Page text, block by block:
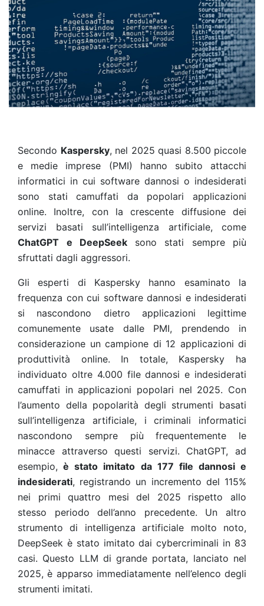
Secondo Kaspersky, nel 2025 quasi 8.500 piccole
e medie imprese (PMI) hanno subito attacchi
informatici in cui software dannosi o indesiderati
sono stati camuffati da popolari applicazioni
online. Inoltre, con la crescente diffusione dei
servizi basati sull’intelligenza artificiale, come
ChatGPT e DeepSeek sono stati sempre più
sfruttati dagli aggressori.
Gli esperti di Kaspersky hanno esaminato la
frequenza con cui software dannosi e indesiderati
si nascondono dietro applicazioni legittime
comunemente usate dalle PMI, prendendo in
considerazione un campione di 12 applicazioni di
produttività online. In totale, Kaspersky ha
individuato oltre 4.000 file dannosi e indesiderati
camuffati in applicazioni popolari nel 2025. Con
l’aumento della popolarità degli strumenti basati
sull’intelligenza artificiale, i criminali informatici
nascondono sempre più frequentemente le
minacce attraverso questi servizi. ChatGPT, ad
esempio, è stato imitato da 177 file dannosi e
indesiderati, registrando un incremento del 115%
nei primi quattro mesi del 2025 rispetto allo
stesso periodo dell’anno precedente. Un altro
strumento di intelligenza artificiale molto noto,
DeepSeek è stato imitato dai cybercriminali in 83
casi. Questo LLM di grande portata, lanciato nel
2025, è apparso immediatamente nell’elenco degli
strumenti imitati.